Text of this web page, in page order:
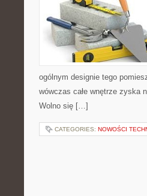
ogólnym designie tego
wówczas całe wnętrze zyska
Wolno się […]
CATEGORIES: NOWOŚCI